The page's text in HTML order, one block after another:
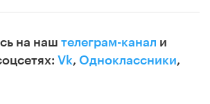
на наш телеграм-канал и
Vk, Одноклассники,